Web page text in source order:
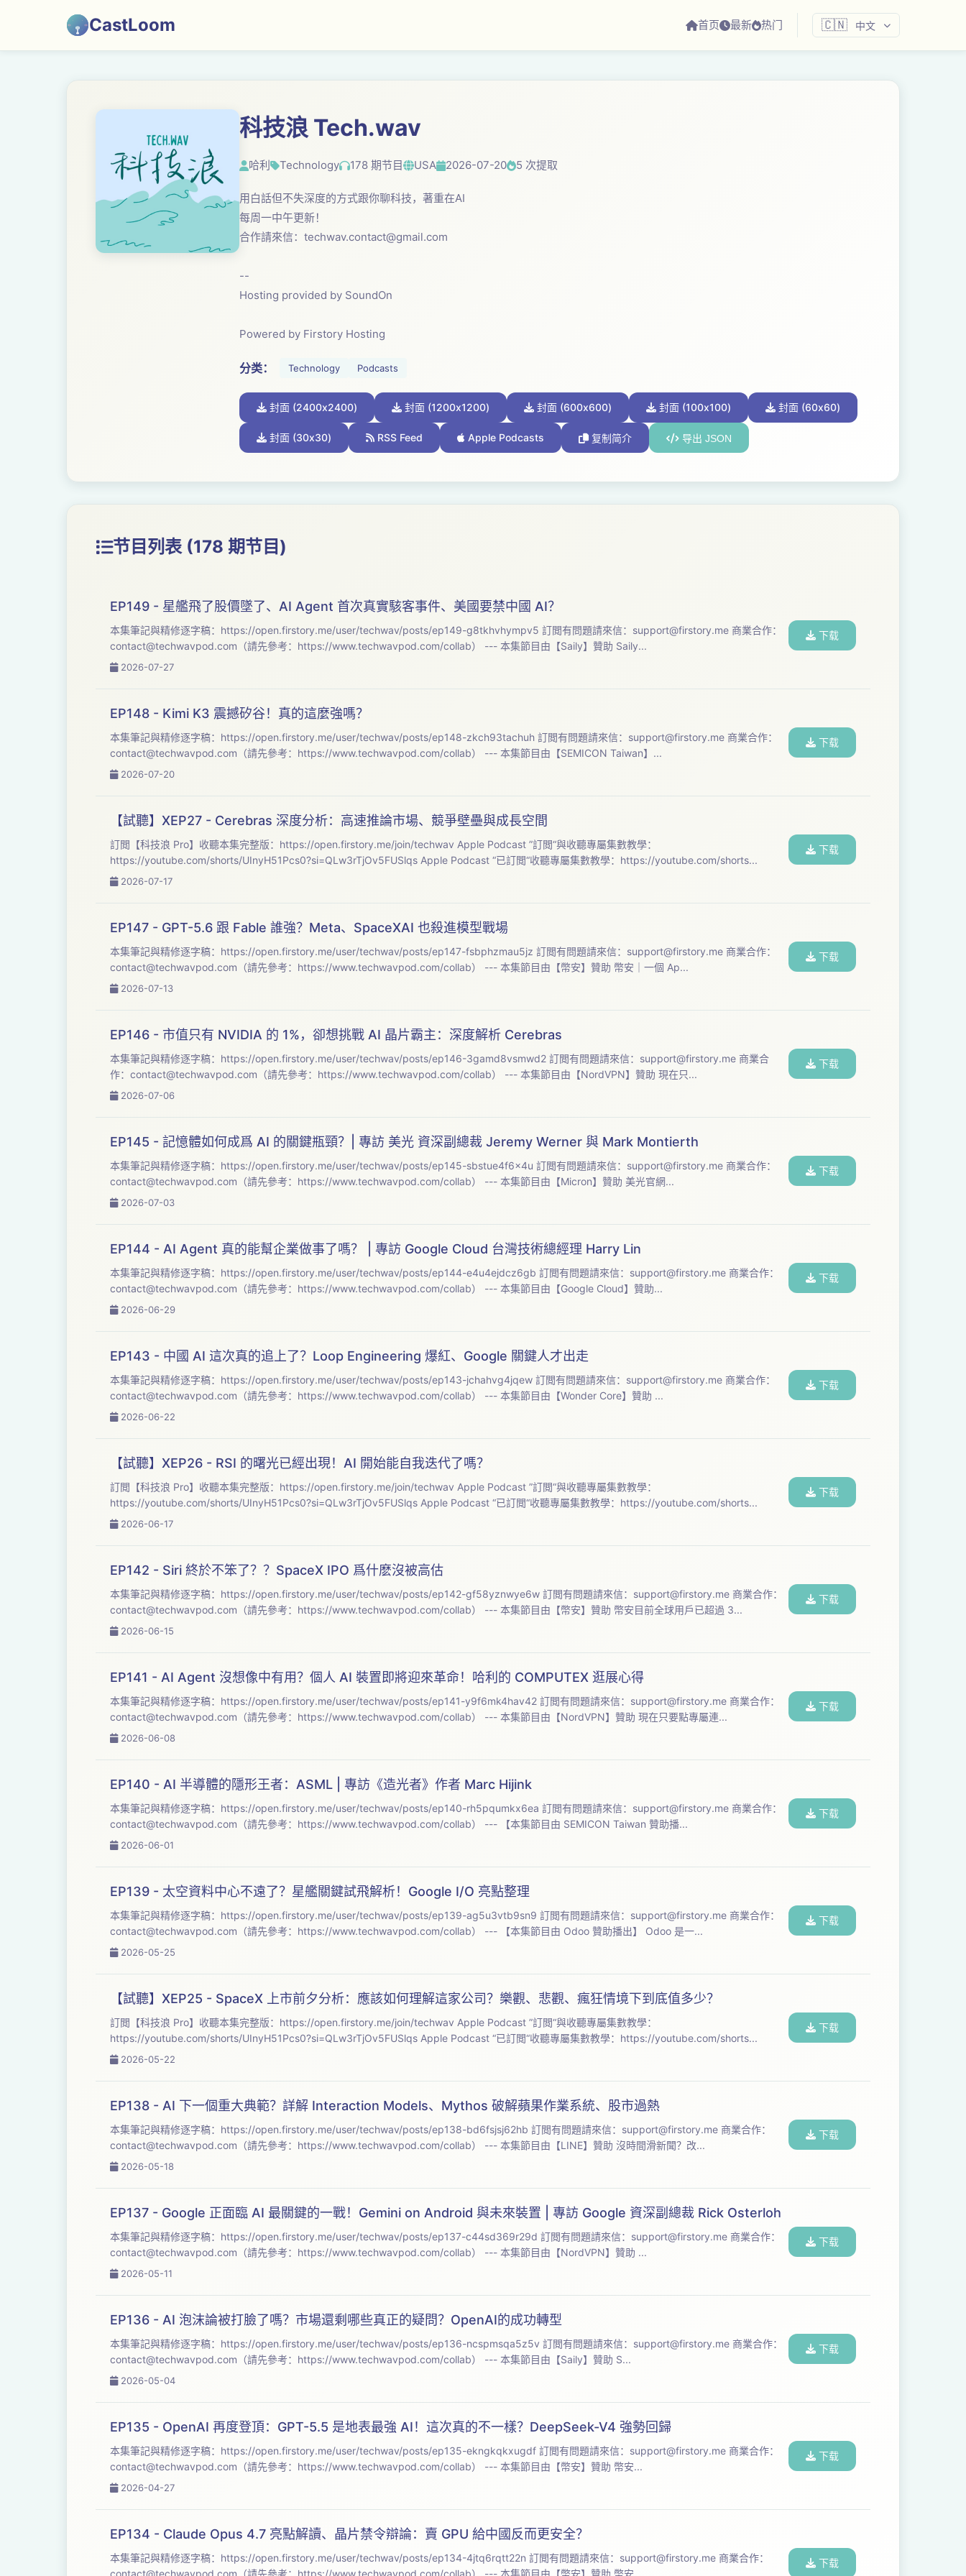
CastLoom 首页 最新 热门 🇨🇳 中文
科技浪 Tech.wav
哈利 Technology 178 期节目 USA 2026-07-20 5 次提取
用白話但不失深度的方式跟你聊科技，著重在AI
每周一中午更新！
合作請來信： techwav.contact@gmail.com
--
Hosting provided by SoundOn
Powered by Firstory Hosting
分类： Technology Podcasts
封面 (2400x2400) 封面 (1200x1200) 封面 (600x600) 封面 (100x100) 封面 (60x60)
封面 (30x30) RSS Feed Apple Podcasts 复制简介 导出 JSON
节目列表 (178 期节目)
EP149 - 星艦飛了股價墜了、AI Agent 首次真實駭客事件、美國要禁中國 AI？
本集筆記與精修逐字稿：https://open.firstory.me/user/techwav/posts/ep149-g8tkhvhympv5 訂閲有問題請來信： support@firstory.me 商業合作：
contact@techwavpod.com
（請先參考：https://www.techwavpod.com/collab） --- 本集節目由【Saily】贊助 Saily...
2026-07-27
下载
EP148 - Kimi K3 震撼矽谷！真的這麼強嗎？
本集筆記與精修逐字稿：https://open.firstory.me/user/techwav/posts/ep148-zkch93tachuh 訂閲有問題請來信： support@firstory.me 商業合作：
contact@techwavpod.com
（請先參考：https://www.techwavpod.com/collab） --- 本集節目由【SEMICON Taiwan】...
2026-07-20
下载
【試聽】XEP27 - Cerebras 深度分析：高速推論市場、競爭壁壘與成長空間
訂閲【科技浪 Pro】收聽本集完整版：https://open.firstory.me/join/techwav Apple Podcast ”訂閲“與收聽專屬集數教學：
https://youtube.com/shorts/UInyH51Pcs0?si=QLw3rTjOv5FUSlqs Apple Podcast “已訂閲“收聽專屬集數教學：https://youtube.com/shorts...
2026-07-17
下载
EP147 - GPT-5.6 跟 Fable 誰強？Meta、SpaceXAI 也殺進模型戰場
本集筆記與精修逐字稿：https://open.firstory.me/user/techwav/posts/ep147-fsbphzmau5jz 訂閲有問題請來信： support@firstory.me 商業合作：
contact@techwavpod.com
（請先參考：https://www.techwavpod.com/collab） --- 本集節目由【幣安】贊助 幣安｜一個 Ap...
2026-07-13
下载
EP146 - 市值只有 NVIDIA 的 1%，卻想挑戰 AI 晶片霸主：深度解析 Cerebras
本集筆記與精修逐字稿：https://open.firstory.me/user/techwav/posts/ep146-3gamd8vsmwd2 訂閲有問題請來信： support@firstory.me
作： contact@techwavpod.com （請先參考：https://www.techwavpod.com/collab） --- 本集節目由【NordVPN】贊助 現在只...
2026-07-06
下载
EP145 - 記憶體如何成爲 AI 的關鍵瓶頸？| 專訪 美光 資深副總裁 Jeremy Werner 與 Mark Montierth
本集筆記與精修逐字稿：https://open.firstory.me/user/techwav/posts/ep145-sbstue4f6x4u 訂閲有問題請來信： support@firstory.me 商業合作：
contact@techwavpod.com
（請先參考：https://www.techwavpod.com/collab） --- 本集節目由【Micron】贊助 美光官網...
2026-07-03
下载
EP144 - AI Agent 真的能幫企業做事了嗎？ | 專訪 Google Cloud 台灣技術總經理 Harry Lin
本集筆記與精修逐字稿：https://open.firstory.me/user/techwav/posts/ep144-e4u4ejdcz6gb 訂閲有問題請來信： support@firstory.me 商業合作：
contact@techwavpod.com
（請先參考：https://www.techwavpod.com/collab） --- 本集節目由【Google Cloud】贊助...
2026-06-29
下载
EP143 - 中國 AI 這次真的追上了？Loop Engineering 爆紅、Google 關鍵人才出走
本集筆記與精修逐字稿：https://open.firstory.me/user/techwav/posts/ep143-jchahvg4jqew 訂閲有問題請來信： support@firstory.me 商業合作：
contact@techwavpod.com
（請先參考：https://www.techwavpod.com/collab） --- 本集節目由【Wonder Core】贊助 ...
2026-06-22
下载
【試聽】XEP26 - RSI 的曙光已經出現！AI 開始能自我迭代了嗎？
訂閲【科技浪 Pro】收聽本集完整版：https://open.firstory.me/join/techwav Apple Podcast ”訂閲“與收聽專屬集數教學：
https://youtube.com/shorts/UInyH51Pcs0?si=QLw3rTjOv5FUSlqs Apple Podcast “已訂閲“收聽專屬集數教學：https://youtube.com/shorts...
2026-06-17
下载
EP142 - Siri 終於不笨了？？SpaceX IPO 爲什麽沒被高估
本集筆記與精修逐字稿：https://open.firstory.me/user/techwav/posts/ep142-gf58yznwye6w 訂閲有問題請來信： support@firstory.me 商業合作：
contact@techwavpod.com （請先參考：https://www.techwavpod.com/collab） --- 本集節目由【幣安】贊助 幣安目前全球用戶已超過 3...
2026-06-15
下载
EP141 - AI Agent 沒想像中有用？個人 AI 裝置即將迎來革命！哈利的 COMPUTEX 逛展心得
本集筆記與精修逐字稿：https://open.firstory.me/user/techwav/posts/ep141-y9f6mk4hav42 訂閲有問題請來信： support@firstory.me 商業合作：
contact@techwavpod.com （請先參考：https://www.techwavpod.com/collab） --- 本集節目由【NordVPN】贊助 現在只要點專屬連...
2026-06-08
下载
EP140 - AI 半導體的隱形王者：ASML | 專訪《造光者》作者 Marc Hijink
本集筆記與精修逐字稿：https://open.firstory.me/user/techwav/posts/ep140-rh5pqumkx6ea 訂閲有問題請來信： support@firstory.me 商業合作：
contact@techwavpod.com （請先參考：https://www.techwavpod.com/collab） --- 【本集節目由 SEMICON Taiwan 贊助播...
2026-06-01
下载
EP139 - 太空資料中心不遠了？星艦關鍵試飛解析！Google I/O 亮點整理
本集筆記與精修逐字稿：https://open.firstory.me/user/techwav/posts/ep139-ag5u3vtb9sn9 訂閲有問題請來信： support@firstory.me 商業合作：
contact@techwavpod.com （請先參考：https://www.techwavpod.com/collab） --- 【本集節目由 Odoo 贊助播出】 Odoo 是一...
2026-05-25
下载
【試聽】XEP25 - SpaceX 上市前夕分析：應該如何理解這家公司？樂觀、悲觀、瘋狂情境下到底值多少？
訂閲【科技浪 Pro】收聽本集完整版：https://open.firstory.me/join/techwav Apple Podcast ”訂閲“與收聽專屬集數教學：
https://youtube.com/shorts/UInyH51Pcs0?si=QLw3rTjOv5FUSlqs Apple Podcast “已訂閲“收聽專屬集數教學：https://youtube.com/shorts...
2026-05-22
下载
EP138 - AI 下一個重大典範？詳解 Interaction Models、Mythos 破解蘋果作業系統、股市過熱
本集筆記與精修逐字稿：https://open.firstory.me/user/techwav/posts/ep138-bd6fsjsj62hb 訂閲有問題請來信： support@firstory.me 商業合作：
contact@techwavpod.com
（請先參考：https://www.techwavpod.com/collab） --- 本集節目由【LINE】贊助 沒時間滑新聞？改...
2026-05-18
下载
EP137 - Google 正面臨 AI 最關鍵的一戰！Gemini on Android 與未來裝置 | 專訪 Google 資深副總裁 Rick Osterloh
本集筆記與精修逐字稿：https://open.firstory.me/user/techwav/posts/ep137-c44sd369r29d 訂閲有問題請來信： support@firstory.me 商業合作：
contact@techwavpod.com
（請先參考：https://www.techwavpod.com/collab） --- 本集節目由【NordVPN】贊助 ...
2026-05-11
下载
EP136 - AI 泡沫論被打臉了嗎？市場還剩哪些真正的疑問？OpenAI的成功轉型
本集筆記與精修逐字稿：https://open.firstory.me/user/techwav/posts/ep136-ncspmsqa5z5v 訂閲有問題請來信： support@firstory.me 商業合作：
contact@techwavpod.com
（請先參考：https://www.techwavpod.com/collab） --- 本集節目由【Saily】贊助 S...
2026-05-04
下载
EP135 - OpenAI 再度登頂：GPT-5.5 是地表最強 AI！這次真的不一樣？DeepSeek-V4 強勢回歸
本集筆記與精修逐字稿：https://open.firstory.me/user/techwav/posts/ep135-ekngkqkxugdf 訂閲有問題請來信： support@firstory.me 商業合作：
contact@techwavpod.com
（請先參考：https://www.techwavpod.com/collab） --- 本集節目由【幣安】贊助 幣安...
2026-04-27
下载
EP134 - Claude Opus 4.7 亮點解讀、晶片禁令辯論：賣 GPU 給中國反而更安全？
本集筆記與精修逐字稿：https://open.firstory.me/user/techwav/posts/ep134-4jtq6rqtt22n 訂閲有問題請來信： support@firstory.me 商業合作：
contact@techwavpod.com
（請先參考：https://www.techwavpod.com/collab） --- 本集節目由【幣安】贊助 幣安...
下载